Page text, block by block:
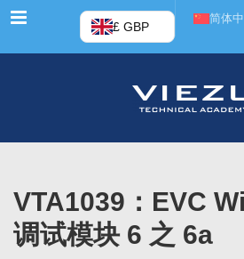
菜单 £ GBP
简体
VTA1039：EVC
调试模块 6 之 6a